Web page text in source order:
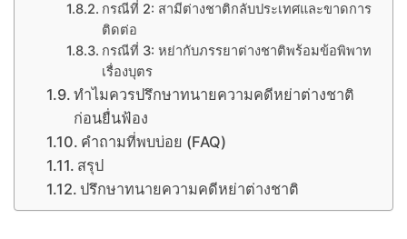
กรณีที่ 2: สามีต่างชาติกลับประเทศและขาดการ
ติดต่อ
กรณีที่ 3: หย่ากับภรรยาต่างชาติพร้อมข้อพิพาท
เรื่องบุตร
ทำไมควรปรึกษาทนายความคดีหย่าต่างชาติ
ก่อนยื่นฟ้อง
คำถามที่พบบ่อย (FAQ)
สรุป
ปรึกษาทนายความคดีหย่าต่างชาติ